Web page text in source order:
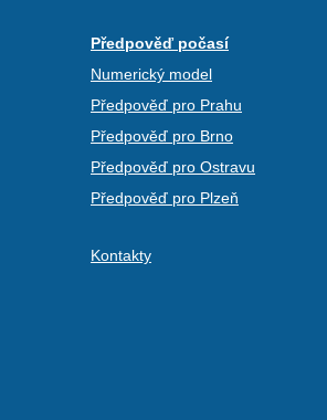
Předpověď počasí
Numerický model
Předpověď pro Prahu
Předpověď pro Brno
Předpověď pro Ostravu
Předpověď pro Plzeň
Kontakty